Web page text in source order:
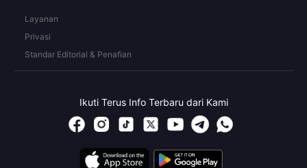
Layanan
Privasi
Standar Editorial & Penafian
Ikuti Terus Info Terbaru dari Kami